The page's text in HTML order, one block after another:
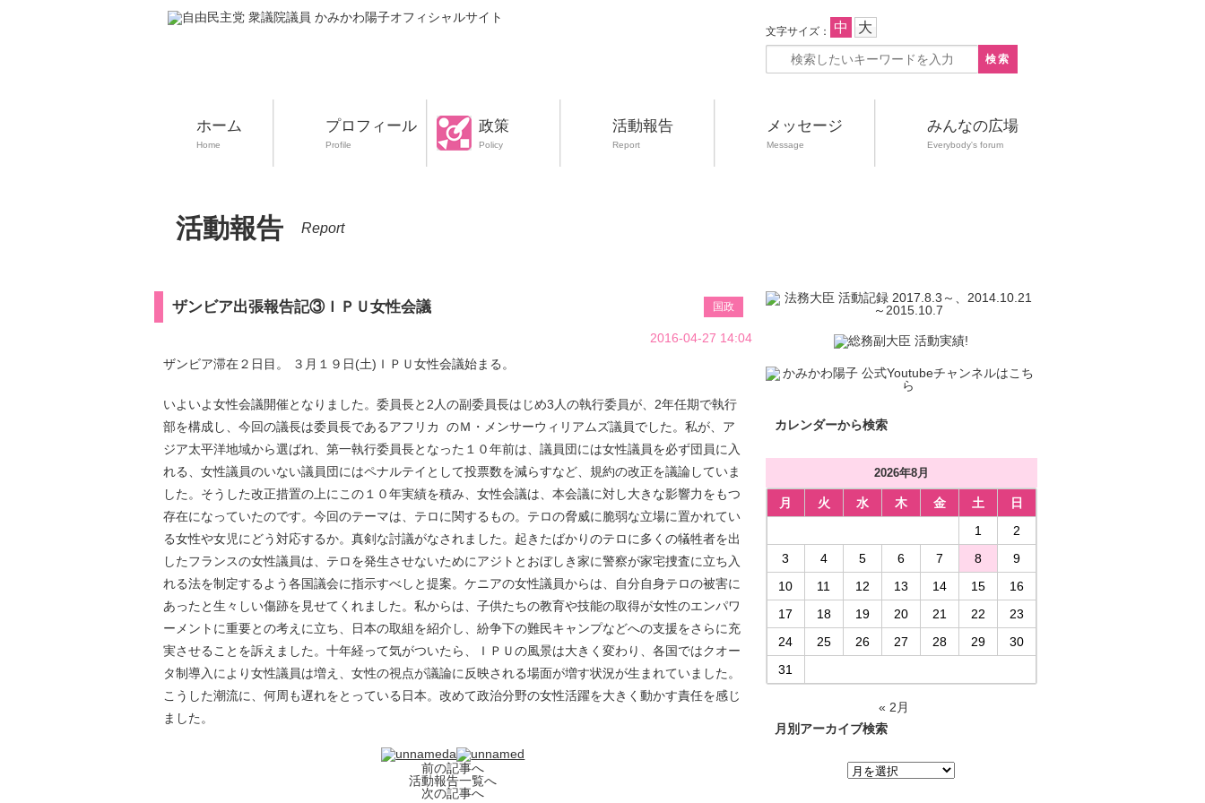
文字サイズ： 中 大
ホーム
Home
プロフィール
Profile
政策
Policy
活動報告
Report
メッセージ
Message
みんなの広場
Everybody's forum
活動報告 Report
ザンビア出張報告記③ＩＰＵ女性会議 国政
2016-04-27 14:04
ザンビア滞在２日目。 ３月１９日(土)ＩＰＵ女性会議始まる。
いよいよ女性会議開催となりました。 委員長と2人の副委員長はじめ3人の執行委員が、 2年任期で執行
部を構成し、今回の議長は委員長であるアフリカ のＭ・メンサーウィリアムズ議員でした。私が、ア
ジア太平洋地域から選ばれ、 第一執行委員長となった１０年前は、 議員団には女性議員を必ず団員に入
れる、 女性議員のいない議員団にはペナルテイとして投票数を減らすなど 、規約の改正を議論していま
した。 そうした改正措置の上にこの１０年実績を積み、女性会議は、 本会議に対し大きな影響力をもつ
存在になっていたのです。 今回のテーマは、テロに関するもの。 テロの脅威に脆弱な立場に置かれてい
る女性や女児にどう対応するか。真剣な討議がなされました。 起きたばかりのテロに多くの犠牲者を出
したフランスの女性議員は
テロを発生させないためにアジトとおぼしき家に警察が家宅捜査に立ち入
れる法を制定するよう各国議会に指示すべしと提案。ケニアの女性議員からは、
自分自身テロの被害に
あったと生々しい傷跡を見せてくれました。 私からは、 子供たちの教育や技能の取得が女性のエンパワ
ーメントに重要との考えに立ち、日本の取組を紹介し、 紛争下の難民キャンプなどへの支援をさらに充
実させることを訴え ました。十年経って気がついたら、ＩＰＵの風景は大きく変わり、 各国ではクオー
タ制導入により女性議員は増え、 女性の視点が議論に反映される場面が増す状況が生まれていました 。
こうした潮流に、何周も遅れをとっている日本。改めて政治分野の女性活躍を大きく動かす責任を感じ
ました。
前の記事へ
活動報告一覧へ
次の記事へ
カレンダーから検索
2026年8月
月 火 水 木 金 土
日
1
2
3
4 5 6 7 8
9
10
11 12 13 14 15
16
17
18 19 20 21 22
23
24
25 26 27 28 29
30
31
« 2月
月別アーカイブ検索